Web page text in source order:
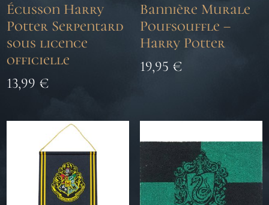
Écusson Harry
Potter Serpentard
sous licence
officielle
13,99 €
Bannière Murale
Poufsouffle –
Harry Potter
19,95 €